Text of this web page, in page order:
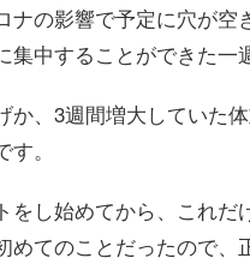
ナの影響で予定に穴が空
集中することができた一
か、3週間増大していた
。
をし始めてから、これだ
めてのことだったので、